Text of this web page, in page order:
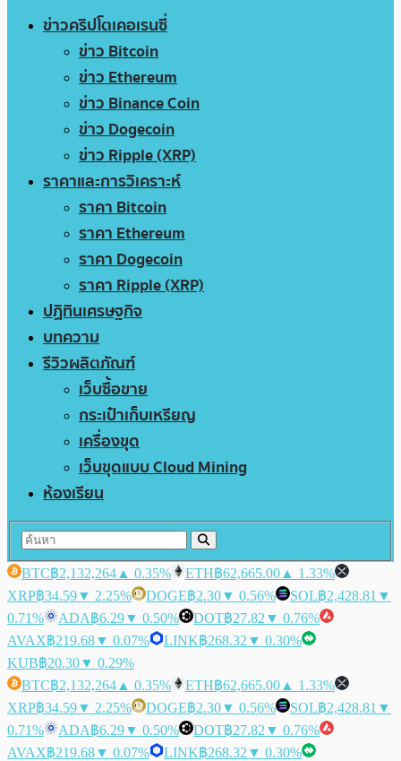
ข่าวคริปโตเคอเรนซี่
ข่าว Bitcoin
ข่าว Ethereum
ข่าว Binance Coin
ข่าว Dogecoin
ข่าว Ripple (XRP)
ราคาและการวิเคราะห์
ราคา Bitcoin
ราคา Ethereum
ราคา Dogecoin
ราคา Ripple (XRP)
ปฏิทินเศรษฐกิจ
บทความ
รีวิวผลิตภัณฑ์
เว็บซื้อขาย
กระเป๋าเก็บเหรียญ
เครื่องขุด
เว็บขุดแบบ Cloud Mining
ห้องเรียน
BTC฿2,132,264 ▲ 0.35% ETH฿62,665.00 ▲ 1.33%
XRP฿34.59▼ 2.25% DOGE฿2.30▼ 0.56% SOL฿2,428.81 ▼
0.71%
ADA฿6.29▼ 0.50% DOT฿27.82 ▼ 0.76%
AVAX฿219.68▼ 0.07% LINK฿268.32 ▼ 0.30%
KUB฿20.30▼ 0.29%
BTC฿2,132,264 ▲ 0.35% ETH฿62,665.00 ▲ 1.33%
XRP฿34.59▼ 2.25% DOGE฿2.30▼ 0.56% SOL฿2,428.81 ▼
0.71%
ADA฿6.29▼ 0.50% DOT฿27.82 ▼ 0.76%
AVAX฿219.68▼ 0.07% LINK฿268.32 ▼ 0.30%